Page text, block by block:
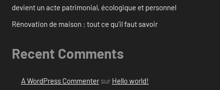
devient un acte patrimonial, écologique et personnel
Rénovation de maison : tout ce qu’il faut savoir
Recent Comments
A WordPress Commentersur Hello world!